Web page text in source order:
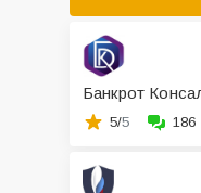
Банкрот
5/5 186